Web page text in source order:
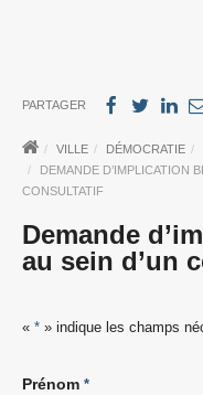
PARTAGER
VILLE DÉMOCRATIE
DEMANDE D’IMPLICATION
CONSULTATIF
Demande
au sein d’un
« * » indique les champs
Prénom *